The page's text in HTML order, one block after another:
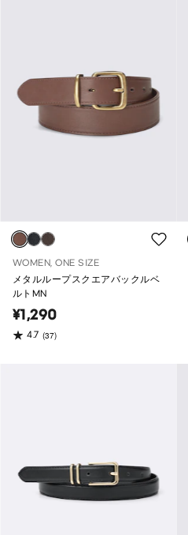
WOMEN, ONE SIZE
メタルループスクエアバックルベ
ルトMN
¥1,290
4.7 (37)